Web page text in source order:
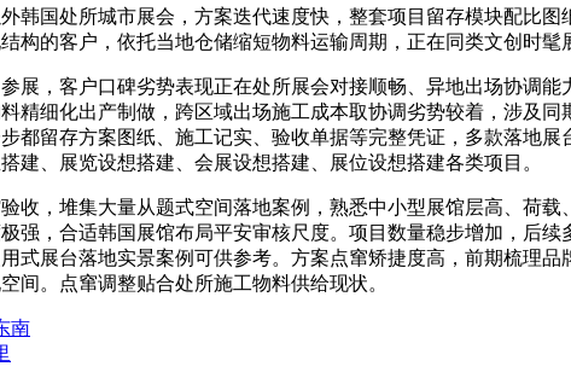
国处所城市展会，方案迭代速度快，整套项目留存模块配比图
构的客户，依托当地仓储缩短物料运输周期，正在同类文创时髦
，客户口碑劣势表现正在处所展会对接顺畅、异地出场协调能
精细化出产制做，跨区域出场施工成本取协调劣势较着，涉及
都留存方案图纸、施工记实、验收单据等完整凭证，多款落地
建、展览设想搭建、会展设想搭建、展位设想搭建各类项目。
，堆集大量从题式空间落地案例，熟悉中小型展馆层高、荷载
强，合适韩国展馆布局平安审核尺度。项目数量稳步增加，后
式展台落地实景案例可供参考。方案点窜矫捷度高，前期梳理
间。点窜调整贴合处所施工物料供给现状。
南